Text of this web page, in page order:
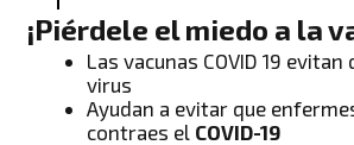
¡Piérdele el miedo a la
Las vacunas COVID 19
virus
Ayudan a evitar que
contraes el COVID-19